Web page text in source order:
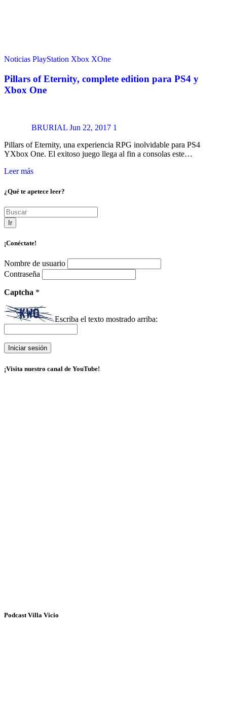
Noticias PlayStation Xbox XOne
Pillars of Eternity, complete edition para PS4 y
Xbox One
BRURIAL Jun 22, 2017 1
Pillars of Eternity, una experiencia RPG inolvidable para PS4
YXbox One. El exitoso juego llega al fin a consolas este…
Leer más
¿Qué te apetece leer?
Ir
¡Conéctate!
Nombre de usuario
Contraseña
Captcha *
Escriba el texto mostrado arriba:
¡Visita nuestro canal de YouTube!
Podcast Villa Vicio